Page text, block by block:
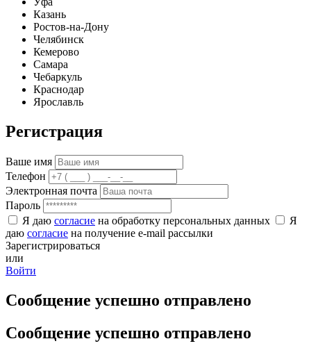
Казань
Ростов-на-Дону
Челябинск
Кемерово
Самара
Чебаркуль
Краснодар
Ярославль
Регистрация
Ваше имя
Телефон
Электронная почта
Пароль
Я даю согласие на обработку персональных данных
Я
даю согласие на получение e-mail рассылки
Зарегистрироваться
или
Войти
Сообщение успешно отправлено
Сообщение успешно отправлено